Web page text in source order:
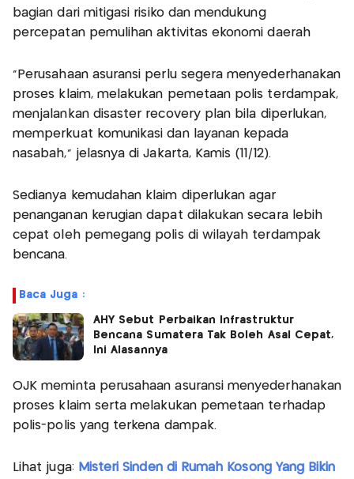
bagian dari mitigasi risiko dan mendukung
percepatan pemulihan aktivitas ekonomi daerah
"Perusahaan asuransi perlu segera menyederhanakan
proses klaim, melakukan pemetaan polis terdampak,
menjalankan disaster recovery plan bila diperlukan,
memperkuat komunikasi dan layanan kepada
nasabah," jelasnya di Jakarta, Kamis (11/12).
Sedianya kemudahan klaim diperlukan agar
penanganan kerugian dapat dilakukan secara lebih
cepat oleh pemegang polis di wilayah terdampak
bencana.
Baca Juga :
AHY Sebut Perbaikan Infrastruktur
Bencana Sumatera Tak Boleh Asal Cepat,
Ini Alasannya
OJK meminta perusahaan asuransi menyederhanakan
proses klaim serta melakukan pemetaan terhadap
polis-polis yang terkena dampak.
Lihat juga: Misteri Sinden di Rumah Kosong Yang Bikin